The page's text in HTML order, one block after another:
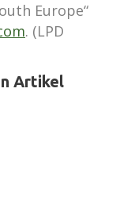
Europe“
. (LPD
Artikel